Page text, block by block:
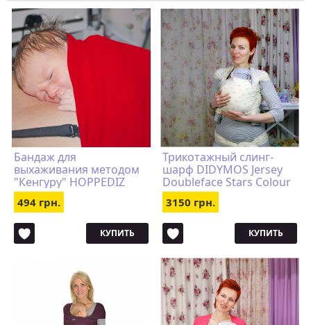
Бандаж для
выхаживания методом
"Кенгуру" HOPPEDIZ
Bonding top
494 грн.
КУПИТЬ
Трикотажный слинг-
шарф DIDYMOS Jersey
Doubleface Stars Colour
Growth Cotton
3150 грн.
КУПИТЬ